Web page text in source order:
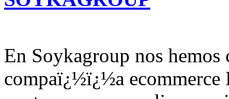
En Soykagroup nos
compaï¿½ï¿½a